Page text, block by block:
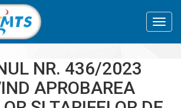
NR. 436/2023
APROBAREA